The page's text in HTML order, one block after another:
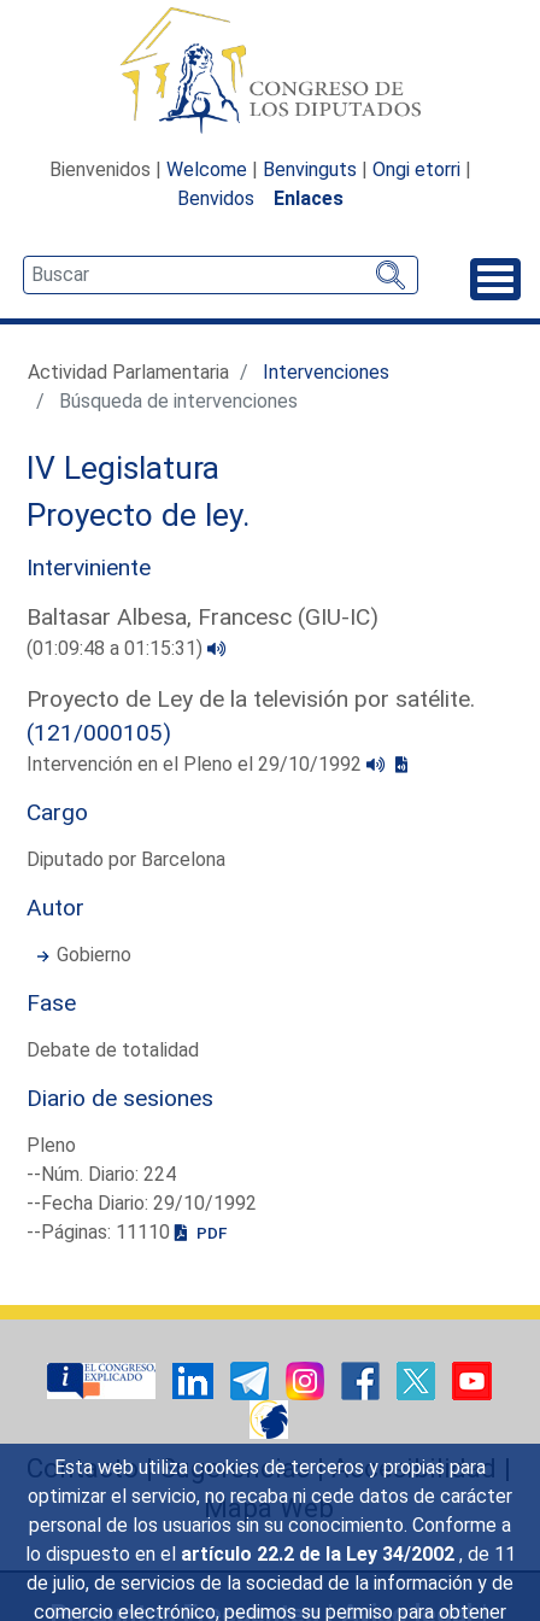
Esta web utiliza cookies de terceros y propias para
optimizar el servicio, no recaba ni cede datos de carácter
personal de los usuarios sin su conocimiento. Conforme a
lo dispuesto en el artículo 22.2 de la Ley 34/2002 , de 11
de julio, de servicios de la sociedad de la información y de
comercio electrónico, pedimos su permiso para obtener
Bienvenidos | Welcome | Benvinguts | Ongi etorri |
Benvidos
Enlaces
Actividad Parlamentaria
Intervenciones
Búsqueda de intervenciones
IV Legislatura
Proyecto de ley.
Interviniente
Baltasar Albesa, Francesc (GIU-IC)
(01:09:48 a 01:15:31)
Proyecto de Ley de la televisión por satélite.
(121/000105)
Intervención en el Pleno el 29/10/1992
Cargo
Diputado por Barcelona
Autor
Gobierno
Fase
Debate de totalidad
Diario de sesiones
Pleno
--Núm. Diario: 224
--Fecha Diario: 29/10/1992
--Páginas: 11110
PDF
Contacto|Sugerencias|Accesibilidad |
Mapa Web
Preguntas Frecuentes|Aviso legal|